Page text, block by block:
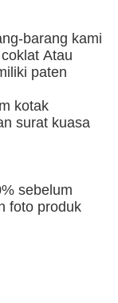
barang kami
Atau
paten
kotak
surat kuasa
sebelum
foto produk